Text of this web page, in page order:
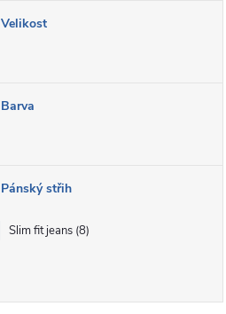
Velikost
Barva
Pánský střih
Slim fit jeans 8